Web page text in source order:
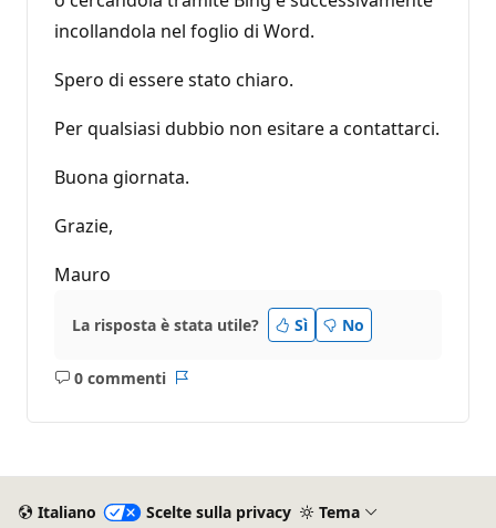
incollandola nel foglio di Word.
Spero di essere stato chiaro.
Per qualsiasi dubbio non esitare a contattarci.
Buona giornata.
Grazie,
Mauro
La risposta è stata utile? Sì No
0 commenti
Nessun
Italiano Scelte sulla privacy Tema